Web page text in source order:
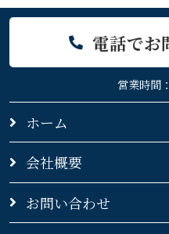
電話でお
営業時間
ホーム
会社概要
お問い合わせ